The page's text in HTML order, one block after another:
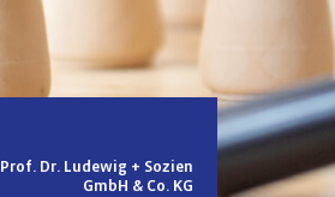
Prof. Dr. Ludewig + Sozien
GmbH & Co. KG